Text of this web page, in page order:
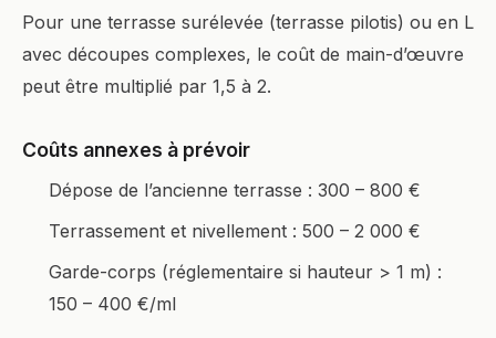
Pour une terrasse surélevée (terrasse pilotis) ou en L
avec découpes complexes, le coût de main-d’œuvre
peut être multiplié par 1,5 à 2.
Coûts annexes à prévoir
Dépose de l’ancienne terrasse : 300 – 800 €
Terrassement et nivellement : 500 – 2 000 €
Garde-corps (réglementaire si hauteur > 1 m) :
150 – 400 €/ml